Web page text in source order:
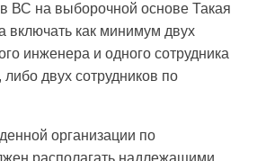
ВС на выборочной основе Такая
включать как минимум двух
инженера и одного сотрудника
двух сотрудников по
организации по
располагать надлежащими